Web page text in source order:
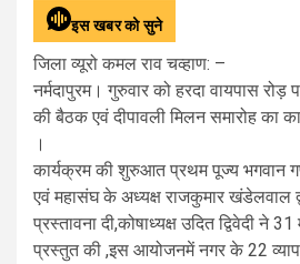
इस खबर को सुने
जिला व्यूरो कमल राव चव्हाण: –
नर्मदापुरम। गुरुवार को हरदा वायपास रोड़
की बैठक एवं दीपावली मिलन समारोह का
।
कार्यक्रम की शुरुआत प्रथम पूज्य भगवान
एवं महासंघ के अध्यक्ष राजकुमार खंडेलवाल
प्रस्तावना दी,कोषाध्यक्ष उदित द्विवेदी ने
प्रस्तुत की ,इस आयोजनमें नगर के 22